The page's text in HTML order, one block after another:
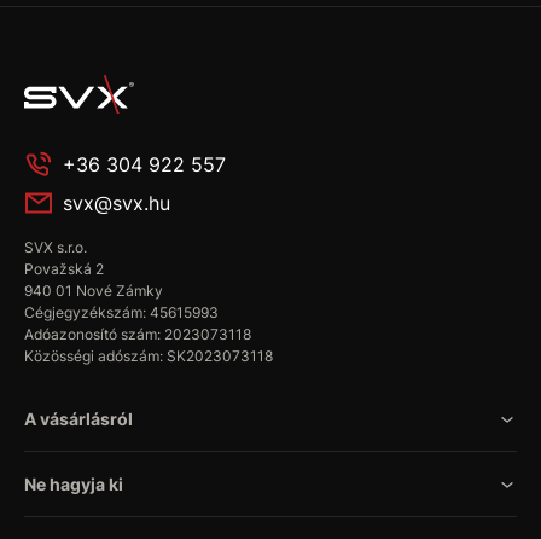
+36 304 922 557
svx@svx.hu
SVX s.r.o.
Považská 2
940 01 Nové Zámky
Cégjegyzékszám: 45615993
Adóazonosító szám: 2023073118
Közösségi adószám: SK2023073118
A vásárlásról
Ne hagyja ki